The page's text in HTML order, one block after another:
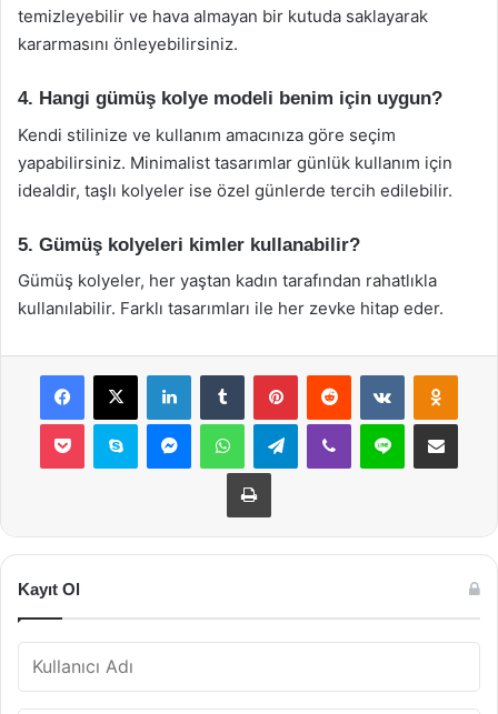
temizleyebilir ve hava almayan bir kutuda saklayarak
kararmasını önleyebilirsiniz.
4. Hangi gümüş kolye modeli benim için uygun?
Kendi stilinize ve kullanım amacınıza göre seçim
yapabilirsiniz. Minimalist tasarımlar günlük kullanım için
idealdir, taşlı kolyeler ise özel günlerde tercih edilebilir.
5. Gümüş kolyeleri kimler kullanabilir?
Gümüş kolyeler, her yaştan kadın tarafından rahatlıkla
kullanılabilir. Farklı tasarımları ile her zevke hitap eder.
Facebook
X LinkedInTumblr PinterestReddit VKontakte
Pocket Skype MessengerWhatsAppTelegramViber Line E-Posta ile
Yazdır
Kayıt Ol